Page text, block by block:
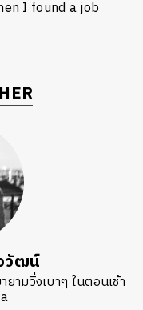
I found a job
วัฒน์
ามวิ่งเบาๆ ในตอนเช้า